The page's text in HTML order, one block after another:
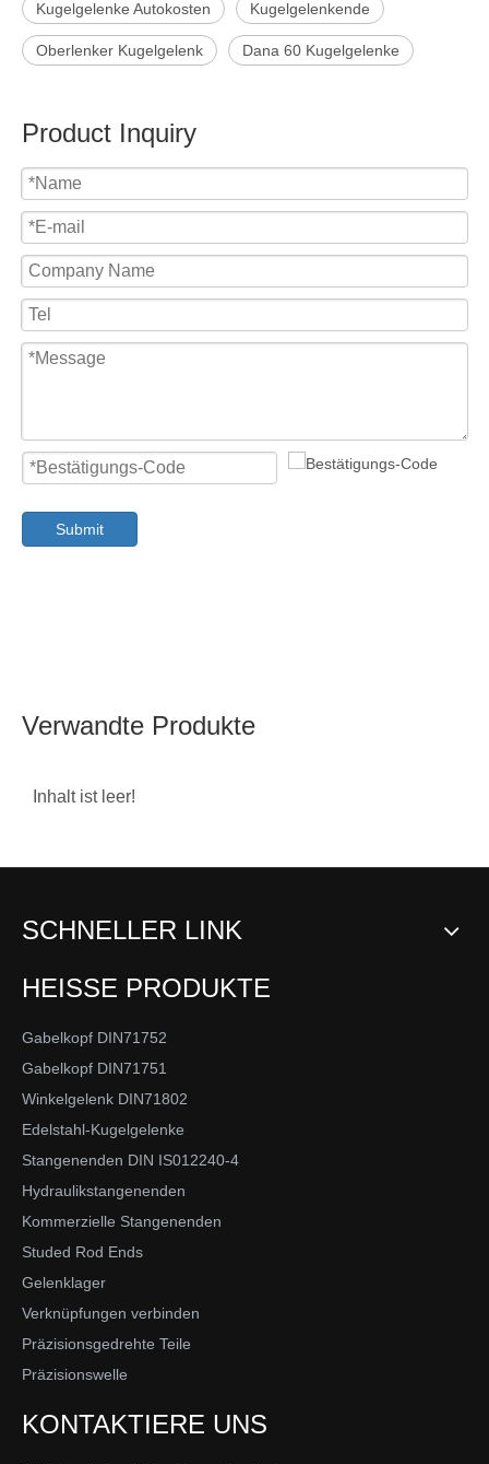
Kugelgelenke Autokosten Kugelgelenkende
Oberlenker Kugelgelenk Dana 60 Kugelgelenke
Product Inquiry
Submit
Verwandte Produkte
Zinklegierungskugelgel
Inhalt ist leer!
SCHNELLER LINK
HEISSE PRODUKTE
Gabelkopf DIN71752
Gabelkopf DIN71751
Winkelgelenk DIN71802
Edelstahl-Kugelgelenke
Stangenenden DIN IS012240-4
Hydraulikstangenenden
Kommerzielle Stangenenden
Studed Rod Ends
Gelenklager
Verknüpfungen verbinden
Präzisionsgedrehte Teile
Präzisionswelle
KONTAKTIERE UNS